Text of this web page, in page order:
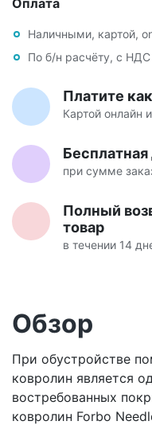
Наличными, картой,
По б/н расчёту, с НДС
Платите
Картой онлайн
Бесплатная
при сумме
Полный
товар
в течении 14
Обзор
При обустройстве
ковролин является
востребованных
ковролин Forbo